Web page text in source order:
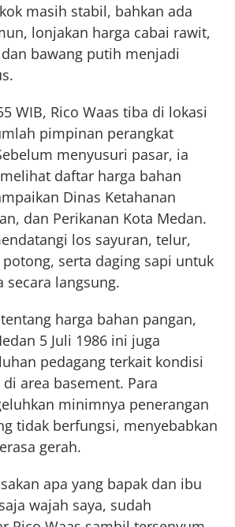
masih stabil, bahkan ada
lonjakan harga cabai rawit,
bawang putih menjadi
WIB, Rico Waas tiba di lokasi
pimpinan perangkat
menyusuri pasar, ia
daftar harga bahan
Dinas Ketahanan
dan Perikanan Kota Medan.
los sayuran, telur,
serta daging sapi untuk
secara langsung.
harga bahan pangan,
5 Juli 1986 ini juga
pedagang terkait kondisi
area basement. Para
minimnya penerangan
tidak berfungsi, menyebabkan
gerah.
apa yang bapak dan ibu
wajah saya, sudah